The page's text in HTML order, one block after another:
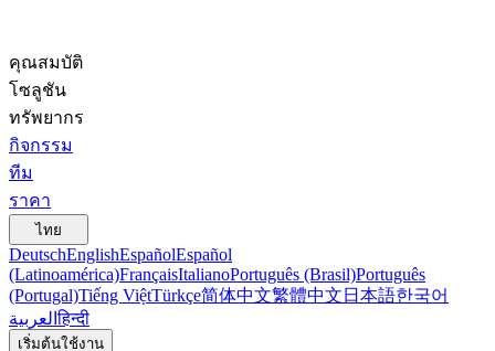
คุณสมบัติ
โซลูชัน
ทรัพยากร
กิจกรรม
ทีม
ราคา
ไทย
DeutschEnglishEspañolEspañol
(Latinoamérica)FrançaisItalianoPortuguês (Brasil)Português
(Portugal)Tiếng ViệtTürkçe简体中文繁體中文 日本語한국어
العربيةहिन्दी
เริ่มต้นใช้งาน